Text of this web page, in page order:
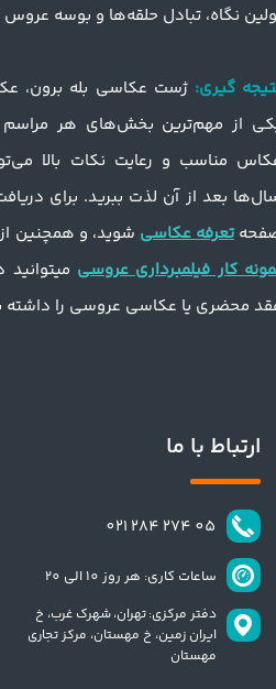
نگاه، تبادل حلقه‌ها و بوسه عروس
گیری: ژست عکاسی بله برون،
از مهم‌ترین بخش‌های هر مراسم
مناسب و رعایت نکات بالا
بعد از آن لذت ببرید. برای
تعرفه عکاسیشوید، و همچنین
کار فیلمبرداری عروسی
محضری یا عکاسی عروسی را داشته
ارتباط با ما
ساعات کاری: هر روز 10 الی 20
​​05 274 284 021​​​​​​​
دفتر مرکزی: تهران،شهرک غرب، خ
ایران زمین، خ مهستان، مرکز تجاری
مهستان